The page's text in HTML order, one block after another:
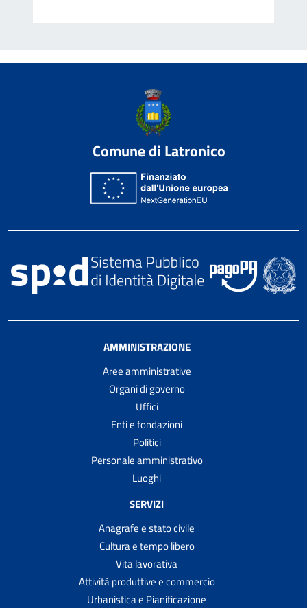
Comune di Latronico
AMMINISTRAZIONE
Aree amministrative
Organi di governo
Uffici
Enti e fondazioni
Politici
Personale amministrativo
Luoghi
SERVIZI
Anagrafe e stato civile
Cultura e tempo libero
Vita lavorativa
Attività produttive e commercio
Urbanistica e Pianificazione